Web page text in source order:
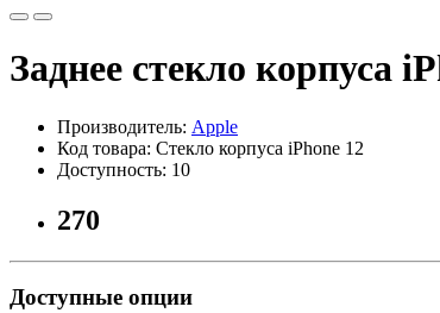
Заднее стекло корпуса
Производитель: Apple
Код товара: Стекло корпуса iPhone 12
Доступность: 10
270
Доступные опции